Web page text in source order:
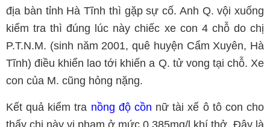
địa bàn tỉnh Hà Tĩnh thì gặp sự cố. Anh Q. vội xuống
kiểm tra thì đúng lúc này chiếc xe con 4 chỗ do chị
P.T.N.M. (sinh năm 2001, quê huyện Cẩm Xuyên, Hà
Tĩnh) điều khiển lao tới khiến a Q. tử vong tại chỗ. Xe
con của M. cũng hỏng nặng.
Kết quả kiểm tra nồng độ cồn nữ tài xế ô tô con cho
thấy chị này vi phạm ở mức 0,385mg/l khí thở. Đây là